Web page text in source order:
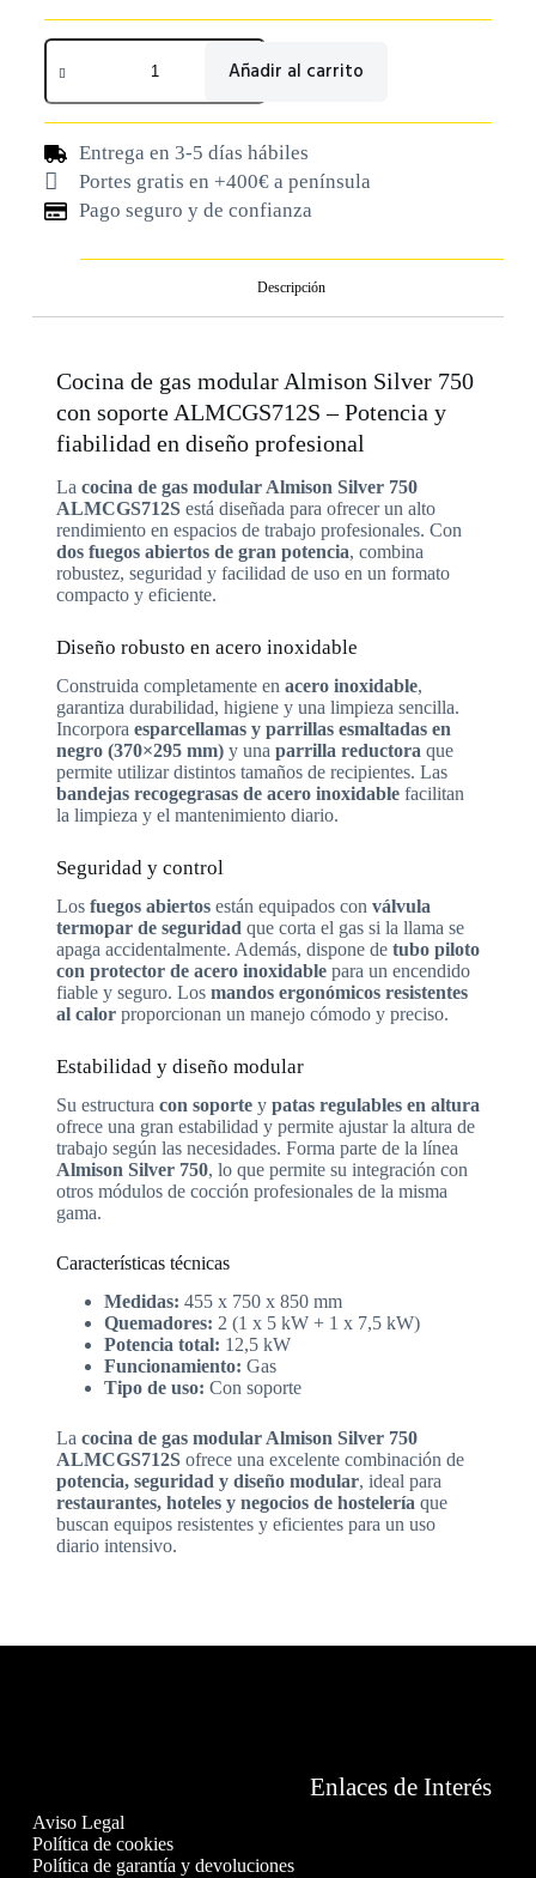
Añadir al carrito
Entrega en 3-5 días hábiles
Portes gratis en +400€ a península
Pago seguro y de confianza
Descripción
Cocina de gas modular Almison Silver 750
con soporte ALMCGS712S – Potencia y
fiabilidad en diseño profesional
La cocina de gas modular Almison Silver 750
ALMCGS712Sestá diseñada para ofrecer un alto
rendimiento en espacios de trabajo profesionales. Con
dos fuegos abiertos de gran potencia, combina
robustez, seguridad y facilidad de uso en un formato
compacto y eficiente.
Diseño robusto en acero inoxidable
Construida completamente en acero inoxidable,
garantiza durabilidad, higiene y una limpieza sencilla.
Incorpora esparcellamas y parrillas esmaltadas en
negro (370×295 mm)y una parrilla reductora que
permite utilizar distintos tamaños de recipientes. Las
bandejas recogegrasas de acero inoxidablefacilitan
la limpieza y el mantenimiento diario.
Seguridad y control
Los fuegos abiertosestán equipados con válvula
termopar de seguridad que corta el gas si la llama se
apaga accidentalmente. Además, dispone de tubo piloto
con protector de acero inoxidablepara un encendido
fiable y seguro. Los mandos ergonómicos resistentes
al calorproporcionan un manejo cómodo y preciso.
Estabilidad y diseño modular
Su estructura con soportey patas regulables en altura
ofrece una gran estabilidad y permite ajustar la altura de
trabajo según las necesidades. Forma parte de la línea
Almison Silver 750, lo que permite su integración con
otros módulos de cocción profesionales de la misma
gama.
Características técnicas
Medidas: 455 x 750 x 850 mm
Quemadores: 2 (1 x 5 kW + 1 x 7,5 kW)
Potencia total: 12,5 kW
Funcionamiento: Gas
Tipo de uso: Con soporte
La cocina de gas modular Almison Silver 750
ALMCGS712Sofrece una excelente combinación de
potencia, seguridad y diseño modular, ideal para
restaurantes, hoteles y negocios de hostelería que
buscan equipos resistentes y eficientes para un uso
diario intensivo.
Enlaces de Interés
Aviso Legal
Política de cookies
Política de garantía y devoluciones